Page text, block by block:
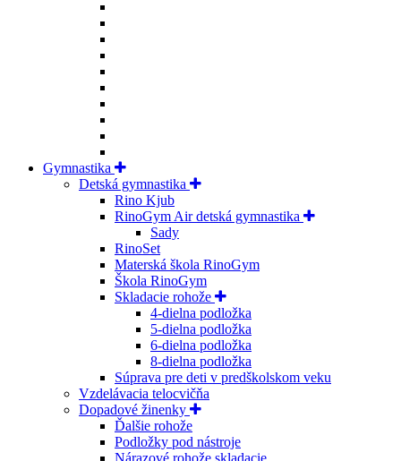
Gymnastika
Detská gymnastika
Rino Kjub
RinoGym Air detská gymnastika
Sady
RinoSet
Materská škola RinoGym
Škola RinoGym
Skladacie rohože
4-dielna podložka
5-dielna podložka
6-dielna podložka
8-dielna podložka
Súprava pre deti v predškolskom veku
Vzdelávacia telocvičňa
Dopadové žinenky
Ďalšie rohože
Podložky pod nástroje